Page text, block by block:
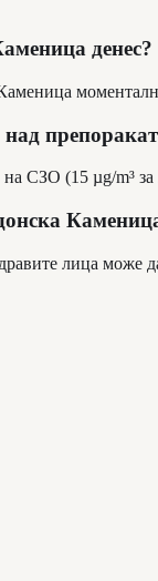
денес?
СЗО (15 µg/m³ за
лица може